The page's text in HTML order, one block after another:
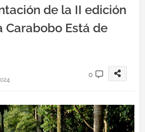
de la II edición
Carabobo Está de
0